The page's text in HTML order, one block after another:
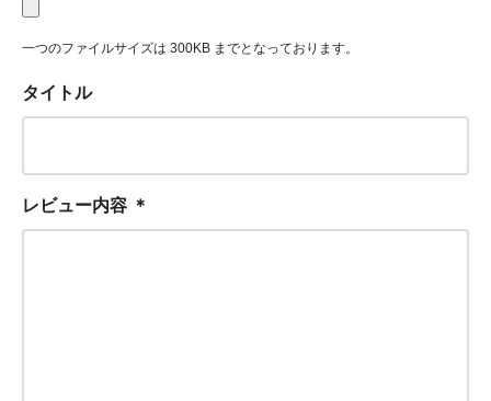
一つのファイルサイズは 300KB までとなっております。
タイトル
レビュー内容 ＊